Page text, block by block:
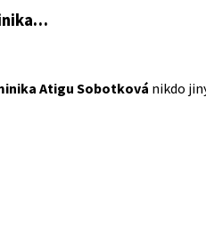
Atigu Sobotková nikdo